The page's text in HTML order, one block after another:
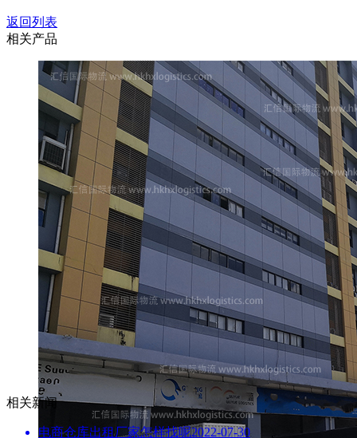
返回列表
相关产品
相关新闻
电商仓库出租厂家怎样找呢2022-07-30